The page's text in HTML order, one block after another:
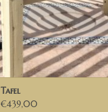
Tafel
€439,00